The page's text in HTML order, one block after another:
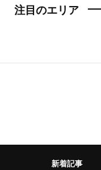
注目のエリア
新着記事